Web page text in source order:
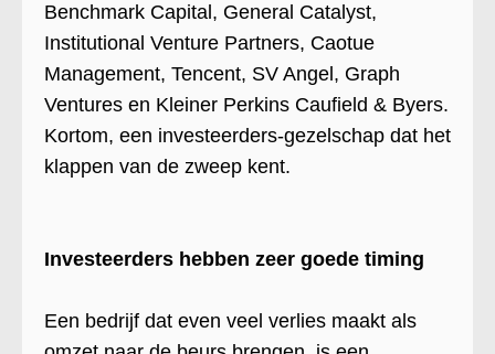
Benchmark Capital, General Catalyst,
Institutional Venture Partners, Caotue
Management, Tencent, SV Angel, Graph
Ventures en Kleiner Perkins Caufield & Byers.
Kortom, een investeerders-gezelschap dat het
klappen van de zweep kent.
Investeerders hebben zeer goede timing
Een bedrijf dat even veel verlies maakt als